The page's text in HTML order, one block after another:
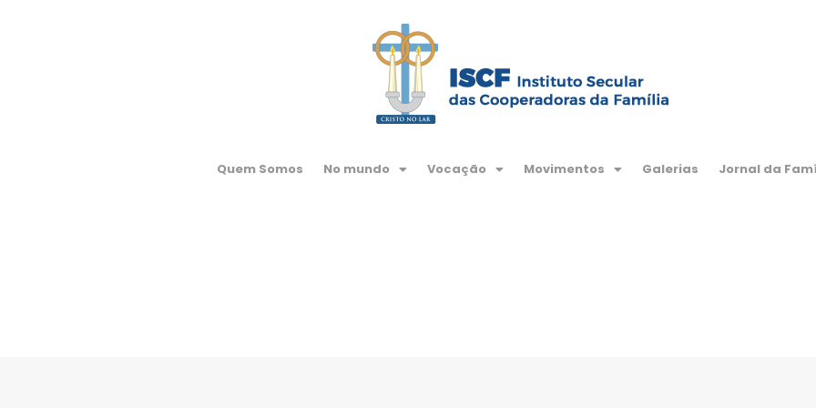
Quem Somos No mundo Vocação Movimentos Galerias Jornal da